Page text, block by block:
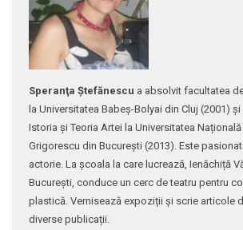
Speranţa Ştefănescu a absolvit facultatea
la Universitatea Babeș-Bolyai din Cluj (2001)
Istoria și Teoria Artei la Universitatea
Grigorescu din București (2013). Este
actorie. La școala la care lucrează, Ienăchiță
București, conduce un cerc de teatru pentru
plastică. Vernisează expoziții şi scrie articole
diverse publicații.